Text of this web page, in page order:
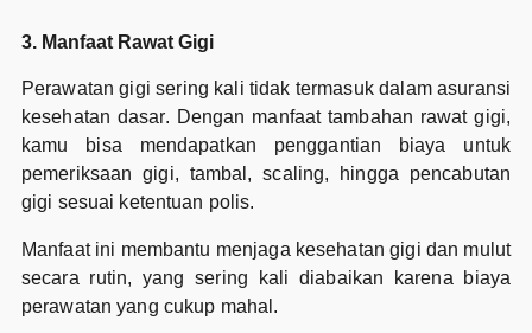
3. Manfaat Rawat Gigi
Perawatan gigi sering kali tidak termasuk dalam asuransi
kesehatan dasar. Dengan manfaat tambahan rawat gigi,
kamu bisa mendapatkan penggantian biaya untuk
pemeriksaan gigi, tambal, scaling, hingga pencabutan
gigi sesuai ketentuan polis.
Manfaat ini membantu menjaga kesehatan gigi dan mulut
secara rutin, yang sering kali diabaikan karena biaya
perawatan yang cukup mahal.